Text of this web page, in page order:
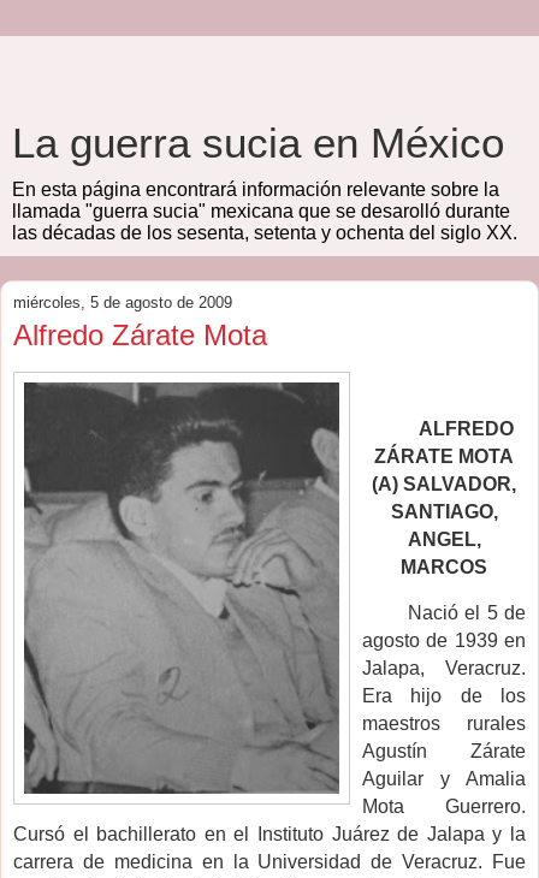
La guerra sucia en México
En esta página encontrará información relevante sobre la
llamada "guerra sucia" mexicana que se desarolló durante
las décadas de los sesenta, setenta y ochenta del siglo XX.
miércoles, 5 de agosto de 2009
Alfredo Zárate Mota
ALFREDO
ZÁRATE MOTA
(A) SALVADOR,
SANTIAGO,
ANGEL,
MARCOS
Nació el 5 de
agosto de 1939 en
Jalapa, Veracruz.
Era hijo de los
maestros rurales
Agustín Zárate
Aguilar y Amalia
Mota Guerrero.
Cursó el bachillerato en el Instituto Juárez de Jalapa y la
carrera de medicina en la Universidad de Veracruz. Fue